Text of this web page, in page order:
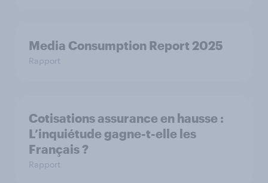
Media Consumption Report 2025
Rapport
Cotisations assurance en hausse :
L’inquiétude gagne-t-elle les
Français ?
Rapport